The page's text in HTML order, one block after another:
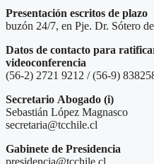
Presentación escritos de plazo
buzón 24/7, en Pje. Dr. Sótero
Datos de contacto para
videoconferencia
(56-2) 2721 9212 / (56-9)
Secretario Abogado (i)
Sebastián López Magnasco
secretaria@tcchile.cl
Gabinete de Presidencia
presidencia@tcchile.cl